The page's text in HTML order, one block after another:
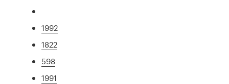
1992
1822
598
1991